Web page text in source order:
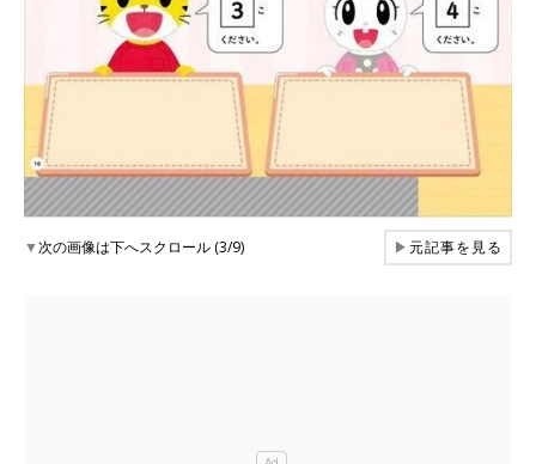
▼次の画像は下へスクロール (3/9) ▶元記事を見る